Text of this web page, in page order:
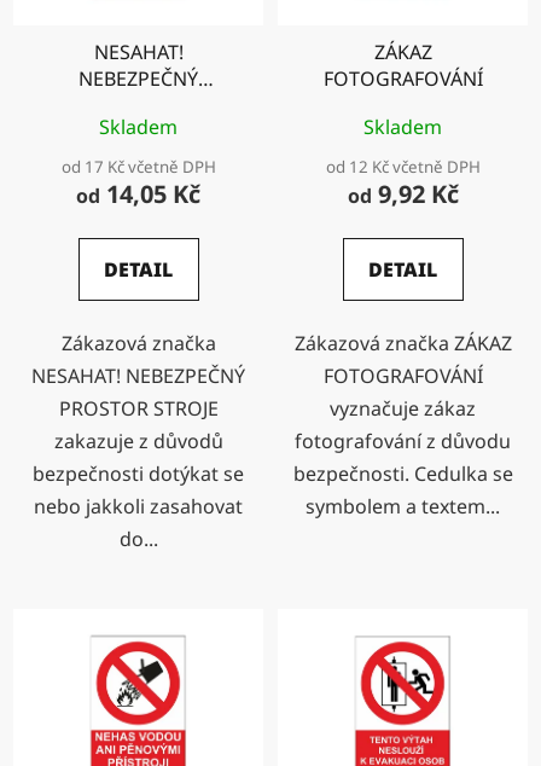
NESAHAT!
NEBEZPEČNÝ
Skladem
od 17 Kč včetně DPH
od 14,05 Kč
DETAIL
Zákazová značka
NESAHAT! NEBEZPEČNÝ
PROSTOR STROJE
zakazuje z důvodů
bezpečnosti dotýkat se
nebo jakkoli zasahovat
do...
ZÁKAZ
FOTOGRAFOVÁNÍ
Skladem
od 12 Kč včetně DPH
od 9,92 Kč
DETAIL
Zákazová značka ZÁKAZ
FOTOGRAFOVÁNÍ
vyznačuje zákaz
fotografování z důvodu
bezpečnosti. Cedulka se
symbolem a textem...